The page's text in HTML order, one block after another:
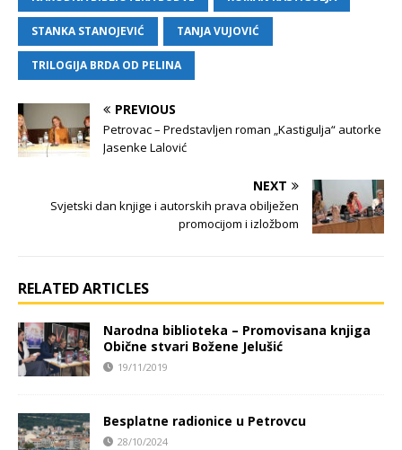
STANKA STANOJEVIĆ TANJA VUJOVIĆ
TRILOGIJA BRDA OD PELINA
PREVIOUS
Petrovac – Predstavljen roman „Kastigulja“ autorke
Jasenke Lalović
NEXT
Svjetski dan knjige i autorskih prava obilježen
promocijom i izložbom
RELATED ARTICLES
Narodna biblioteka – Promovisana knjiga
Obične stvari Božene Jelušić
19/11/2019
Besplatne radionice u Petrovcu
28/10/2024